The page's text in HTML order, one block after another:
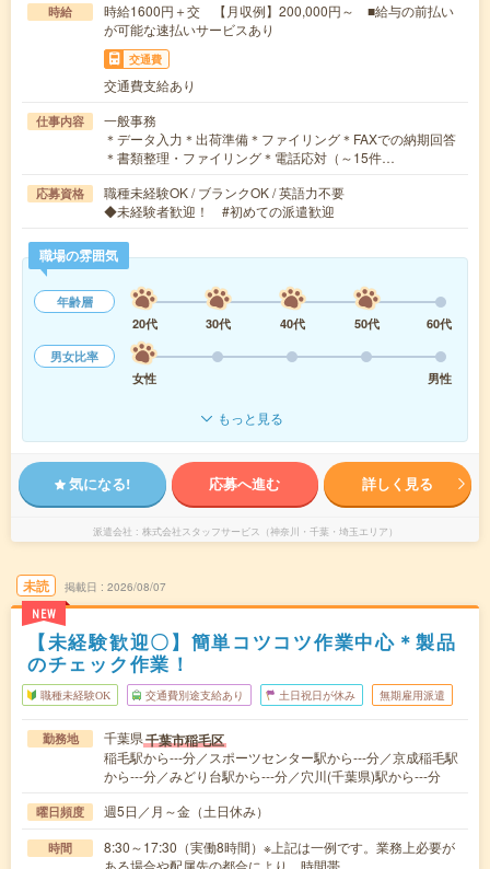
時給
時給1600円＋交 【月収例】200,000円～ ■給与の前払い
が可能な速払いサービスあり
交通費
交通費支給あり
仕事内容
一般事務
＊データ入力＊出荷準備＊ファイリング＊FAXでの納期回答
＊書類整理・ファイリング＊電話応対（～15件…
応募資格
職種未経験OK / ブランクOK / 英語力不要
◆未経験者歓迎！ #初めての派遣歓迎
職場の雰囲気
年齢層
20代
30代 40代 50代
60代
男女比率
女性
男性
もっと見る
気になる! 応募へ進む 詳しく見る
派遣会社 株式会社スタッフサービス（神奈川・千葉・埼玉エリア）
未読
NEW
掲載日 2026/08/07
【未経験歓迎〇】簡単コツコツ作業中心＊製品
のチェック作業！
職種未経験OK 交通費別途支給あり 土日祝日が休み 無期雇用派遣
勤務地 千葉県千葉市稲毛区
稲毛駅から---分／スポーツセンター駅から---分／京成稲毛駅
から---分／みどり台駅から---分／穴川(千葉県)駅から---分
曜日頻度 週5日／月～金（土日休み）
時間
8:30～17:30（実働8時間）※上記は一例です。業務上必要が
ある場合や配属先の都合により、時間帯…